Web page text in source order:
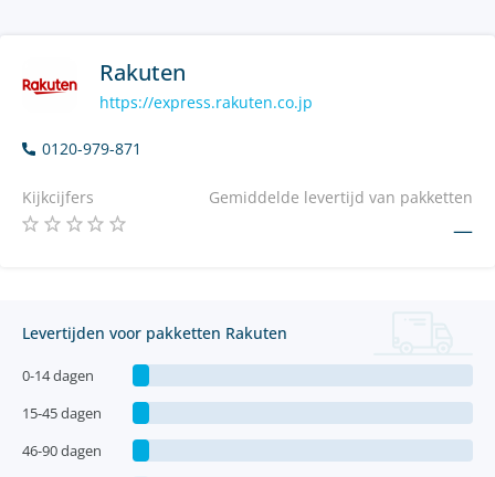
Rakuten
https://express.rakuten.co.jp
0120-979-871
Kijkcijfers Gemiddelde levertijd van pakketten
—
Levertijden voor pakketten Rakuten
0-14 dagen
15-45 dagen
46-90 dagen